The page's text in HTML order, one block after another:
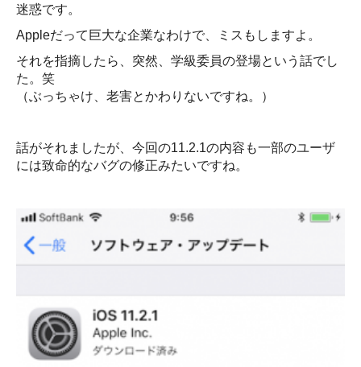
迷惑です。
Appleだって巨大な企業なわけで、ミスもしますよ。
それを指摘したら、突然、学級委員の登場という話でし
た。笑
（ぶっちゃけ、老害とかわりないですね。）
話がそれましたが、今回の11.2.1の内容も一部のユーザ
には致命的なバグの修正みたいですね。